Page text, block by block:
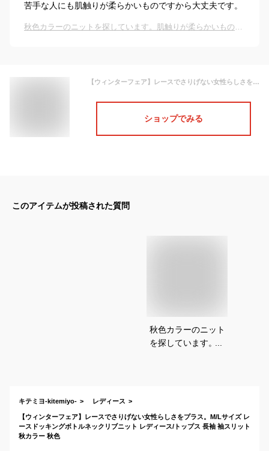
苦手な人にも肌触りが柔らかいものですから大丈夫です。
秋色カラーのニットを探しています。肌触りが柔らかいものはありますか？
【ウィンターフェア】レースでさりげない女性らしさをプラス。M/Lサイズ レースドッキングボトルネックリブニット レディース/トップス 長袖 袖スリット 秋カラー 秋色
ショップでみる
このアイテムが投稿された質問
秋色カラーのニット
を探しています。肌
キテミヨ-kitemiyo- レディース
【ウィンターフェア】レースでさりげない女性らしさをプラス。M/Lサイズ レ
ースドッキングボトルネックリブニット レディース/トップス 長袖 袖スリット
秋カラー 秋色